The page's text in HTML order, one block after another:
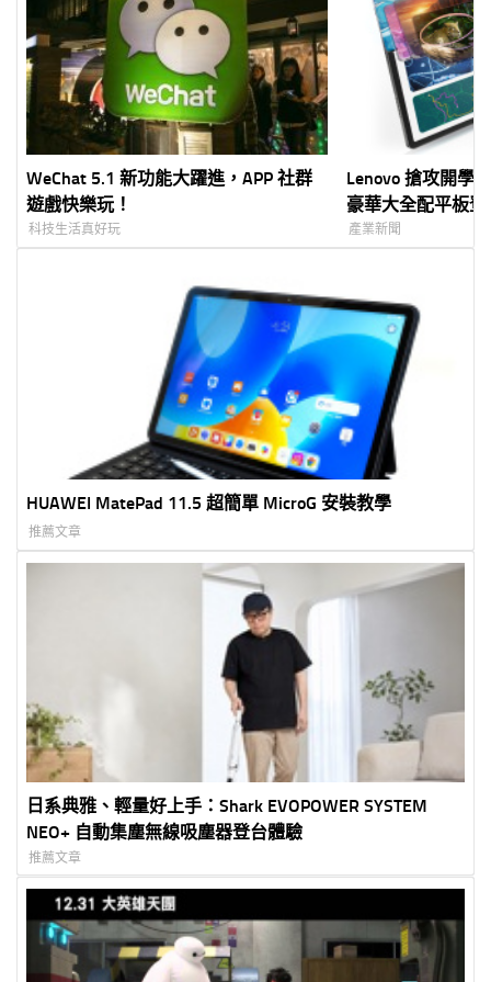
WeChat 5.1 新功能大躍進，APP 社群
遊戲快樂玩！
科技生活真好玩
Lenovo 搶攻開學
豪華大全配平板
辦公，一機滿足
產業新聞
HUAWEI MatePad 11.5 超簡單 MicroG 安裝教學
推薦文章
日系典雅、輕量好上手：Shark EVOPOWER SYSTEM
NEO+ 自動集塵無線吸塵器登台體驗
推薦文章